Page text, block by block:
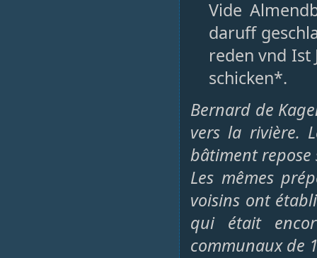
Vide
daruff
reden vnd Ist
schicken*.
Bernard de
vers la rivière.
bâtiment repose
Les mêmes
voisins ont
qui était
communaux de